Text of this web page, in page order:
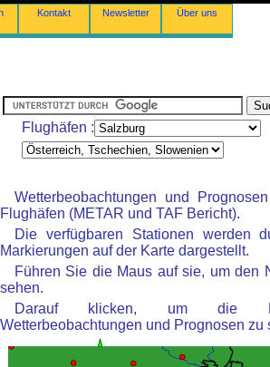
Kontakt Newsletter Über uns
Flughäfen :
Wetterbeobachtungen und
Flughäfen (METAR und TAF Bericht).
Die verfügbaren Stationen werden
Markierungen auf der Karte dargestellt.
Führen Sie die Maus auf sie, um den
sehen.
Darauf klicken, um die
Wetterbeobachtungen und Prognosen zu